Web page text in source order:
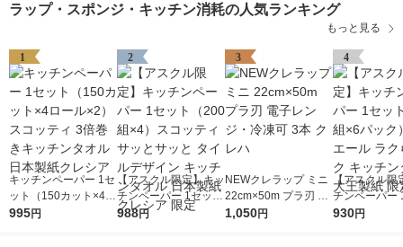
ラップ・スポンジ・キッチン消耗の人気ランキング
もっと見る
1
キッチンペーパー 1セ
ット（150カット×4ロ
ール×2） スコッティ
995円
2
【アスクル限定】キッ
チンペーパー 1セット
（200組×4）スコッテ
988円
3
NEWクレラップ ミニ
22cm×50m プラ刃 電
子レンジ・冷凍可 3本
1,050円
4
【アスクル限
チンペーパー
（100組×6パ
930円